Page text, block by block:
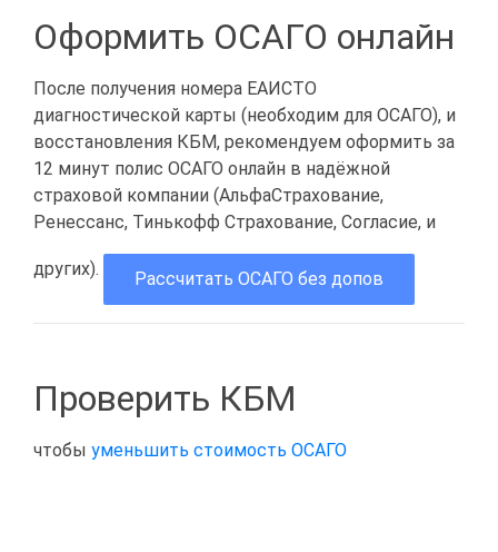
Оформить ОСАГО онлайн
После получения номера ЕАИСТО
диагностической карты (необходим для ОСАГО), и
восстановления КБМ, рекомендуем оформить за
12 минут полис ОСАГО онлайн в надёжной
страховой компании (АльфаСтрахование,
Ренессанс, Тинькофф Страхование, Согласие, и
других). Рассчитать ОСАГО без допов
Проверить КБМ
чтобы уменьшить стоимость ОСАГО